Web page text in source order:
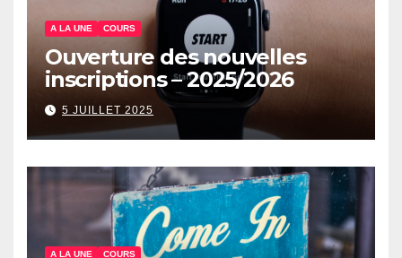
A LA UNE COURS
Ouverture des nouvelles
inscriptions – 2025/2026
5 JUILLET 2025
A LA UNE COURS